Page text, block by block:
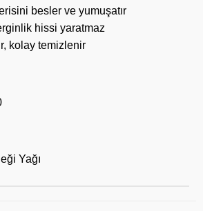
besler ve yumuşatır
hissi yaratmaz
kolay temizlenir
Yağı